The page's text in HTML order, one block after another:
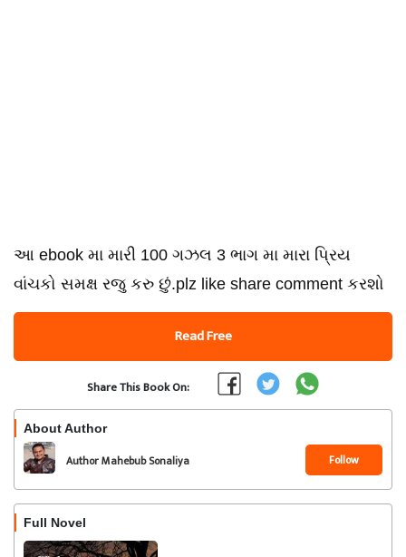
આ ebook મા મારી 100 ગઝલ 3 ભાગ મા મારા પ્રિય
વાંચકો સમક્ષ રજુ કરુ છું.plz like share comment કરશો
Read Free
Share This Book On:
About Author
Author Mahebub Sonaliya Follow
Full Novel